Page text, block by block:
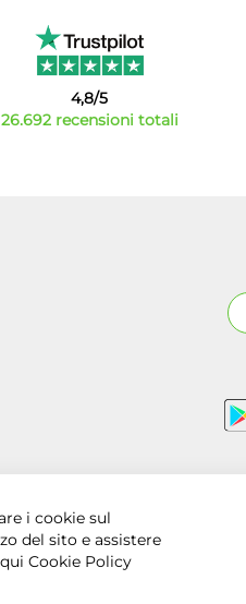
4,8/5
26.692 recensioni totali